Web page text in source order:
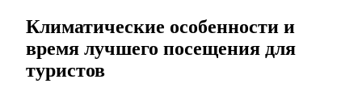
Климатические особенности и
время лучшего посещения для
туристов